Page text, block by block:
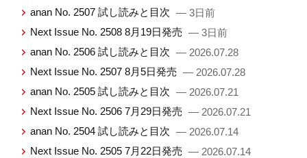
anan No. 2507 試し読みと目次 — 3日前
Next Issue No. 2508 8月19日発売 — 3日前
anan No. 2506 試し読みと目次 — 2026.07.28
Next Issue No. 2507 8月5日発売 — 2026.07.28
anan No. 2505 試し読みと目次 — 2026.07.21
Next Issue No. 2506 7月29日発売 — 2026.07.21
anan No. 2504 試し読みと目次 — 2026.07.14
Next Issue No. 2505 7月22日発売 — 2026.07.14